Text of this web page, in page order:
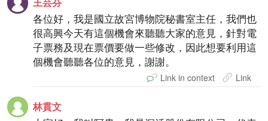
各位好，我是國立故宮博物院秘書室主任，我們也
很高興今天有這個機會來聽聽大家的意見，針對電
子票務及現在票價要做一些修改，因此想要利用這
個機會聽聽各位的意見，謝謝。
Link in context Link
林貫文